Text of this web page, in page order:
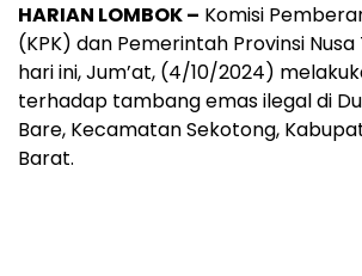
HARIAN LOMBOK – Komisi
(KPK) dan Pemerintah Provinsi
hari ini, Jum’at, (4/10/2024)
terhadap tambang emas ilegal di
Bare, Kecamatan Sekotong,
Barat.